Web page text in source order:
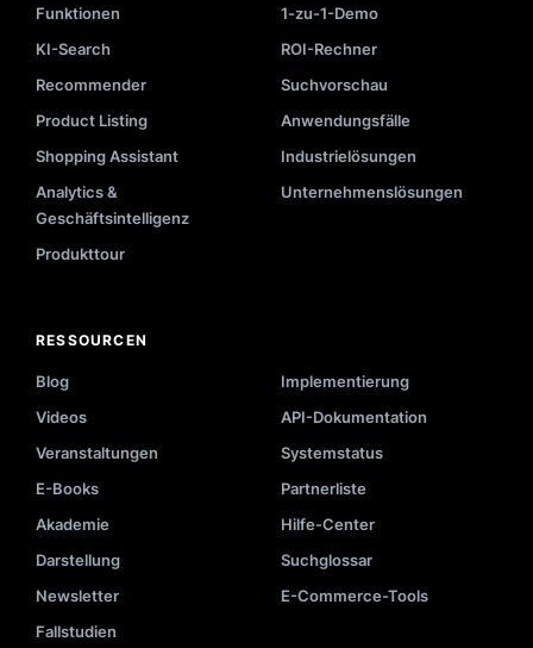
Funktionen
1-zu-1-Demo
KI-Search
ROI-Rechner
Recommender
Suchvorschau
Product Listing
Anwendungsfälle
Shopping Assistant
Industrielösungen
Analytics &
Geschäftsintelligenz
Unternehmenslösungen
Produkttour
RESSOURCEN
Blog
Implementierung
Videos
API-Dokumentation
Veranstaltungen
Systemstatus
E-Books
Partnerliste
Akademie
Hilfe-Center
Darstellung
Suchglossar
Newsletter
E-Commerce-Tools
Fallstudien